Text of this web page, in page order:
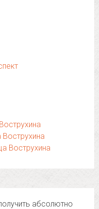
Вострухина
абсолютно